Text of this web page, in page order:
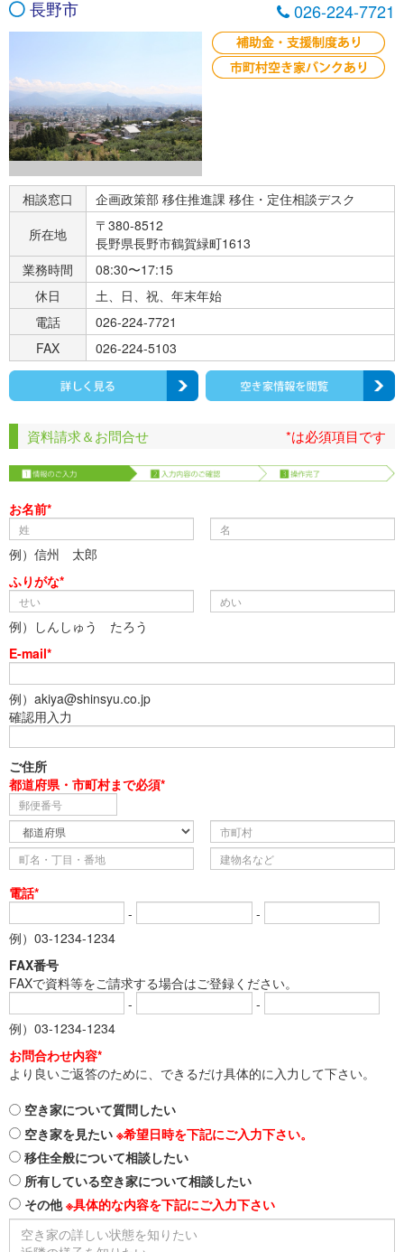
長野市 026-224-7721
相談窓口
企画政策部 移住推進課 移住・定住相談デスク
所在地
〒380-8512
長野県長野市鶴賀緑町1613
業務時間
08:30〜17:15
休日
土、日、祝、年末年始
電話
026-224-7721
FAX
026-224-5103
資料請求＆お問合せ *は必須項目です
お名前*
例）信州 太郎
ふりがな*
例）しんしゅう たろう
E-mail*
例）akiya@shinsyu.co.jp
確認用入力
ご住所
都道府県・市町村まで必須*
電話*
-
-
例）03-1234-1234
FAX番号
FAXで資料等をご請求する場合はご登録ください。
-
-
例）03-1234-1234
お問合わせ内容*
より良いご返答のために、できるだけ具体的に入力して下さい。
空き家について質問したい
空き家を見たい ※希望日時を下記にご入力下さい。
移住全般について相談したい
所有している空き家について相談したい
その他※具体的な内容を下記にご入力下さい